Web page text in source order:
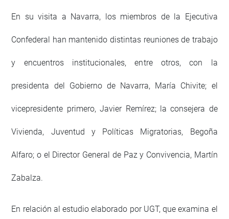
En su visita a Navarra, los miembros de la Ejecutiva
Confederal han mantenido distintas reuniones de trabajo
y encuentros institucionales, entre otros, con la
presidenta del Gobierno de Navarra, María Chivite; el
vicepresidente primero, Javier Remírez; la consejera de
Vivienda, Juventud y Políticas Migratorias, Begoña
Alfaro; o el Director General de Paz y Convivencia, Martín
Zabalza.
En relación al estudio elaborado por UGT, que examina el